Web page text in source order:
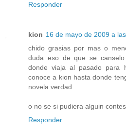
Responder
kion 16 de mayo de 2009 a las
chido grasias por mas o
duda eso de que se
donde viaja al pasado para
conoce a kion hasta donde
novela verdad
o no se si pudiera alguin
Responder